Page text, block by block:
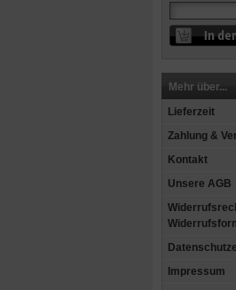
Mehr über...
Lieferzeit
Zahlung &
Kontakt
Unsere AGB
Impressum